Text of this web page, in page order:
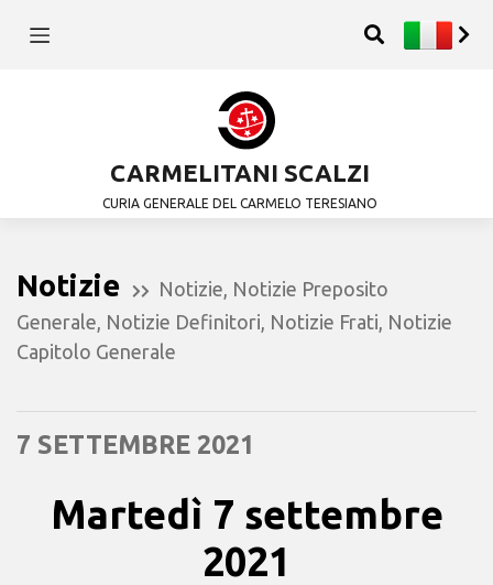
CARMELITANI SCALZI
CURIA GENERALE DEL CARMELO TERESIANO
Notizie Notizie Notizie Preposito
Generale Notizie Definitori Notizie Frati Notizie
Capitolo Generale
7 SETTEMBRE 2021
Martedì 7 settembre
2021